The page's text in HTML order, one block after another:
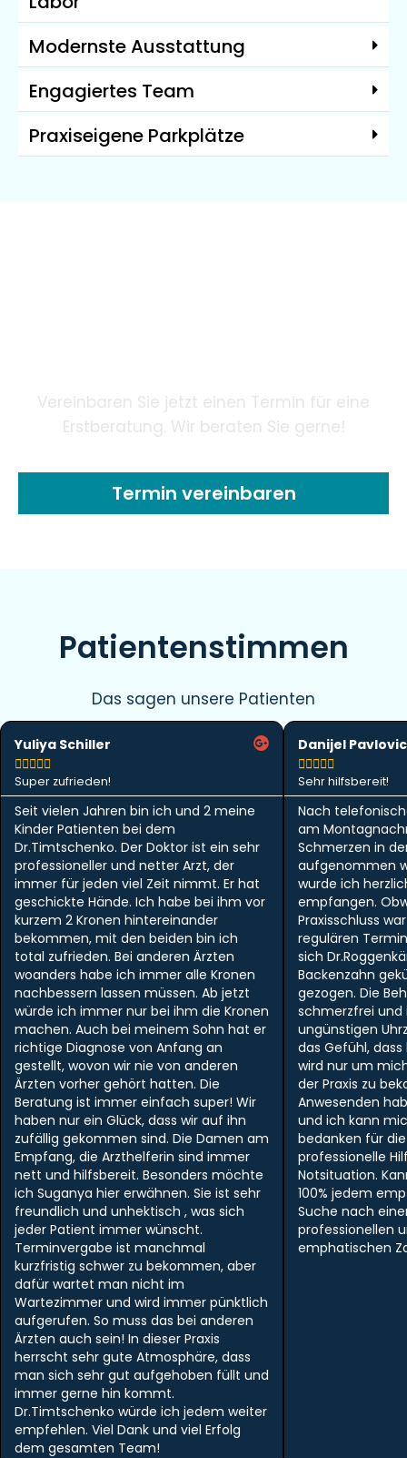
Modernste Ausstattung
Engagiertes Team
Praxiseigene Parkplätze
Vereinbaren Sie jetzt einen Termin für eine
Erstberatung. Wir beraten Sie gerne!
Termin vereinbaren
Patientenstimmen
Das sagen unsere Patienten
Yuliya Schiller

Super zufrieden!
Seit vielen Jahren bin ich und 2 meine
Kinder Patienten bei dem
Dr.Timtschenko. Der Doktor ist ein sehr
professioneller und netter Arzt, der
immer für jeden viel Zeit nimmt. Er hat
geschickte Hände. Ich habe bei ihm vor
kurzem 2 Kronen hintereinander
bekommen, mit den beiden bin ich
total zufrieden. Bei anderen Ärzten
woanders habe ich immer alle Kronen
nachbessern lassen müssen. Ab jetzt
würde ich immer nur bei ihm die Kronen
machen. Auch bei meinem Sohn hat er
richtige Diagnose von Anfang an
gestellt, wovon wir nie von anderen
Ärzten vorher gehört hatten. Die
Beratung ist immer einfach super! Wir
haben nur ein Glück, dass wir auf ihn
zufällig gekommen sind. Die Damen am
Empfang, die Arzthelferin sind immer
nett und hilfsbereit. Besonders möchte
ich Suganya hier erwähnen. Sie ist sehr
freundlich und unhektisch , was sich
jeder Patient immer wünscht.
Terminvergabe ist manchmal
kurzfristig schwer zu bekommen, aber
dafür wartet man nicht im
Wartezimmer und wird immer pünktlich
aufgerufen. So muss das bei anderen
Ärzten auch sein! In dieser Praxis
herrscht sehr gute Atmosphäre, dass
man sich sehr gut aufgehoben füllt und
immer gerne hin kommt.
Dr.Timtschenko würde ich jedem weiter
empfehlen. Viel Dank und viel Erfolg
dem gesamten Team!
Danijel Pavlovic

Sehr hilfsbereit!
Nach
am
Schmerzen in
aufgenommen
wurde ich
empfangen.
Praxisschluss
regulären
sich
Backenzahn
gezogen. Die
schmerzfrei
ungünstigen
das Gefühl,
wird nur um
der Praxis zu
Anwesenden
und ich kann
bedanken für
professionelle
Notsituation.
100% jedem
Suche nach
professionellen
emphatischen